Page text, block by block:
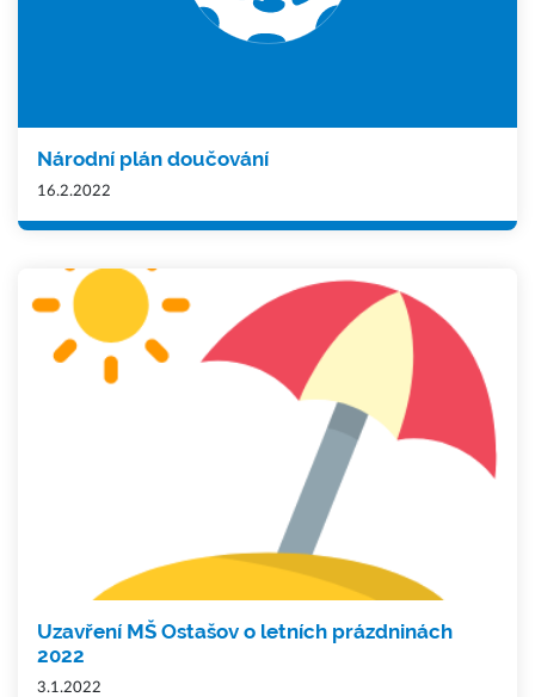
Národní plán doučování
16.2.2022
Uzavření MŠ Ostašov o letních prázdninách
2022
3.1.2022